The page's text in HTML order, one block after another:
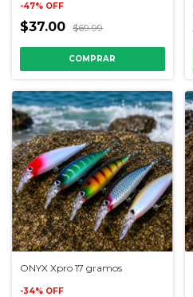
-47% OFF
$37.00 $69.99
COMPRAR
ONYX Xpro 17 gramos
-34% OFF